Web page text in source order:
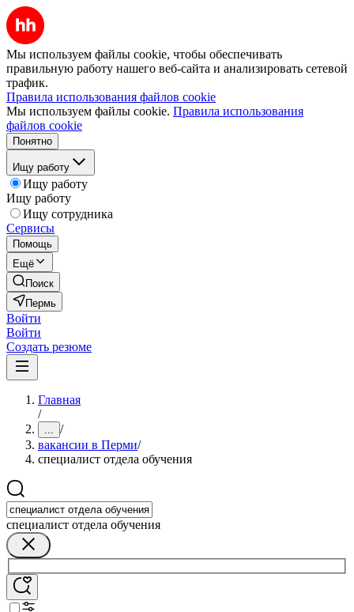
Мы используем файлы cookie, чтобы обеспечивать
правильную работу нашего веб-сайта и анализировать сетевой
трафик.
Правила использования файлов cookie
Мы используем файлы cookie. Правила использования
файлов cookie
Понятно
Ищу работу
Ищу работу
Ищу работу
Ищу сотрудника
Сервисы
Помощь
Ещё
Поиск
Пермь
Войти
Войти
Создать резюме
Главная
/
... /
вакансии в Перми/
специалист отдела обучения
специалист отдела обучения